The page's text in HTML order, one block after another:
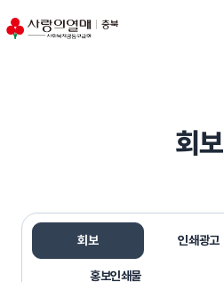
회보
회보 인쇄광고
홍보인쇄물